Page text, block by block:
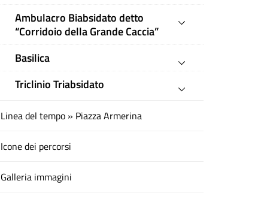
Ambulacro Biabsidato detto
“Corridoio della Grande Caccia”
Basilica
Triclinio Triabsidato
Linea del tempo » Piazza Armerina
Icone dei percorsi
Galleria immagini